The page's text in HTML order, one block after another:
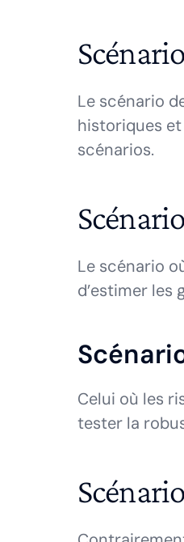
Le scénario
historiques
scénarios.
Le scénario
d’estimer les
Celui où les
tester la